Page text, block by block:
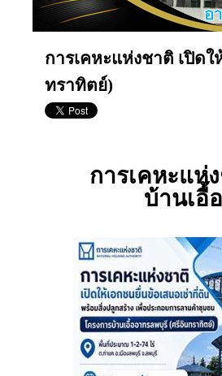
การเคหะแห่งชาติ เปิด
ทราทิตย์)
การเคหะแห่
บ้านเอื้